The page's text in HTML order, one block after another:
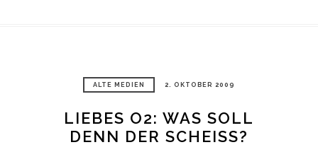
ALTE MEDIEN 2. OKTOBER 2009
LIEBES O2: WAS SOLL
DENN DER SCHEISS?